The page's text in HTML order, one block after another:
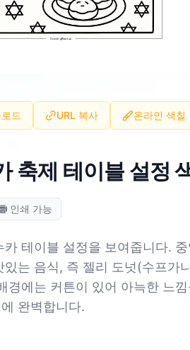
드 URL 복사 온라인 색칠
축제 테이블 설정
인쇄 가능
테이블 설정을 보여줍니다.
는 음식, 즉 젤리 도넛(수프
경에는 커튼이 있어 아늑한 느
완벽합니다.